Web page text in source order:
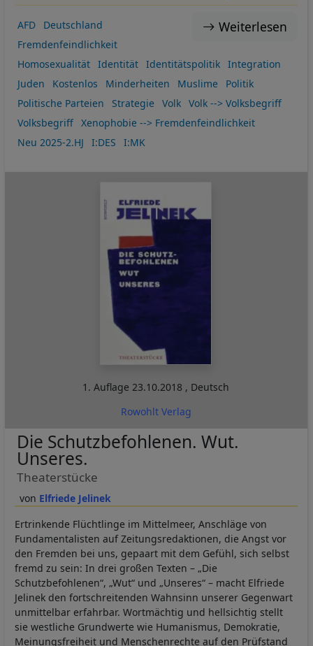
Weiterlesen
AFD
Deutschland
Fremdenfeindlichkeit
Homosexualität
Identität Identitätspolitik
Integration
Juden
Kostenlos Minderheiten Muslime
Politik
Politische Parteien
Strategie Volk
Volk --> Volksbegriff
Volksbegriff
Xenophobie --> Fremdenfeindlichkeit
Neu 2025-2.HJ
I:DES I:MK
1. Auflage 23.10.2018 , Deutsch
Rowohlt Verlag
Elfriede Jelinek
Die Schutzbefohlenen. Wut.
Unseres.
Theaterstücke
Ertrinkende Flüchtlinge im Mittelmeer, Anschläge von
Fundamentalisten auf Zeitungsredaktionen, die Angst vor
den Fremden bei uns, gepaart mit dem Gefühl, sich selbst
fremd zu sein: In drei großen Texten – „Die
Schutzbefohlenen“, „Wut“ und „Unseres“ – macht Elfriede
Jelinek den fortschreitenden Wahnsinn unserer Gegenwart
unmittelbar erfahrbar. Wortmächtig und hellsichtig stellt
sie westliche Grundwerte wie Humanismus, Demokratie,
Meinungsfreiheit und Menschenrechte auf den Prüfstand